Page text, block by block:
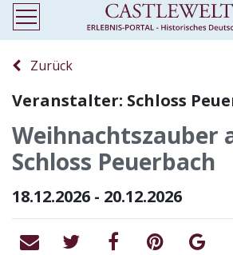
Zurück
Veranstalter: Schloss
Weihnachtszauber
Schloss Peuerbach
18.12.2026 - 20.12.2026